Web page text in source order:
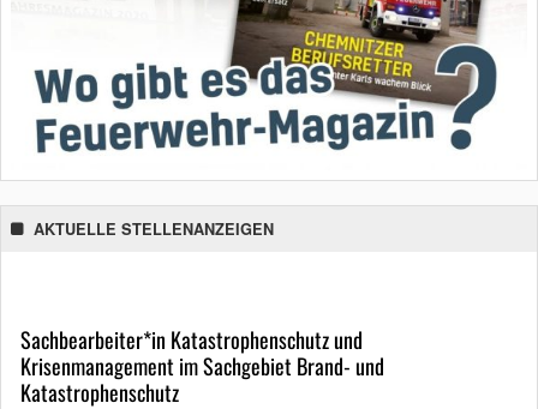
AKTUELLE STELLENANZEIGEN
Sachbearbeiter*in Katastrophenschutz und
Krisenmanagement im Sachgebiet Brand- und
Katastrophenschutz